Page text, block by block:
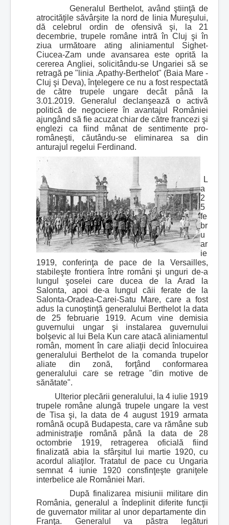
Generalul Berthelot, având ştiinţă de
atrocităţile săvârşite la nord de linia Mureşului,
dă celebrul ordin de ofensivă şi, la 21
decembrie, trupele române intră în Cluj şi în
ziua următoare ating aliniamentul Sighet-
Ciucea-Zam unde avansarea este oprită la
cererea Angliei, solicitându-se Ungariei să se
retragă pe "linia .Apathy-Berthelot" (Baia Mare -
Cluj şi Deva), înţelegere ce nu a fost respectată
de către trupele ungare decât până la
3.01.2019. Generalul declanşează o activă
politică de negociere în avantajul României
ajungând să fie acuzat chiar de către francezi şi
englezi ca fiind mânat de sentimente pro-
româneşti, căutându-se eliminarea sa din
anturajul regelui Ferdinand.
L
a
2
5
fe
br
u
ar
ie
1919, conferinţa de pace de la Versailles,
stabileşte frontiera între români şi unguri de-a
lungul şoselei care ducea de la Arad la
Salonta, apoi de-a lungul căii ferate de la
Salonta-Oradea-Carei-Satu Mare, care a fost
adus la cunoştinţă generalului Berthelot la data
de 25 februarie 1919. Acum vine demisia
guvernului ungar şi instalarea guvernului
bolşevic al lui Bela Kun care atacă aliniamentul
român, moment în care aliaţii decid înlocuirea
generalului Berthelot de la comanda trupelor
aliate din zonă, forţând conformarea
generalului care se retrage "din motive de
sănătate".
Ulterior plecării generalului, la 4 iulie 1919
trupele române alungă trupele ungare la vest
de Tisa şi, la data de 4 august 1919 armata
română ocupă Budapesta, care va rămâne sub
administraţie română până la data de 28
octombrie 1919, retragerea oficială fiind
finalizată abia la sfârşitul lui martie 1920, cu
acordul aliaţilor. Tratatul de pace cu Ungaria
semnat 4 iunie 1920 consfinţeşte graniţele
interbelice ale României Mari.
După finalizarea misiunii militare din
România, generalul a îndeplinit diferite funcţii
de guvernator militar al unor departamente din
Franţa. Generalul va păstra legături